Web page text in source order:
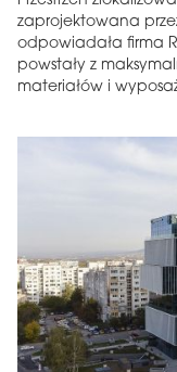
zaprojektowana
odpowiadała firma
powstały z
materiałów i